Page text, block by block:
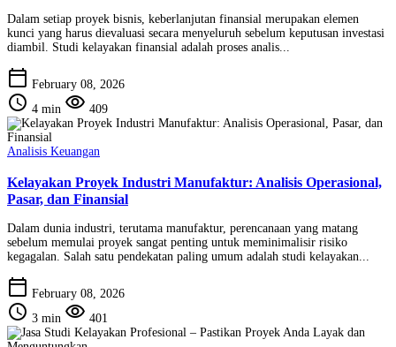
Dalam setiap proyek bisnis, keberlanjutan finansial merupakan elemen
kunci yang harus dievaluasi secara menyeluruh sebelum keputusan investasi
diambil. Studi kelayakan finansial adalah proses analis...
calendar_today February 08, 2026
schedule 4 min visibility 409
Analisis Keuangan
Kelayakan Proyek Industri Manufaktur: Analisis Operasional,
Pasar, dan Finansial
Dalam dunia industri, terutama manufaktur, perencanaan yang matang
sebelum memulai proyek sangat penting untuk meminimalisir risiko
kegagalan. Salah satu pendekatan paling umum adalah studi kelayakan...
calendar_today February 08, 2026
schedule 3 min visibility 401